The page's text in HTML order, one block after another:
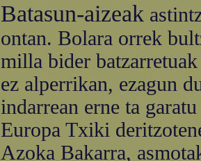
Batasun-aizeak
ontan. Bolara orrek
milla bider
ez alperrikan, ezagun
indarrean erne ta
Europa Txiki
Azoka Bakarra,